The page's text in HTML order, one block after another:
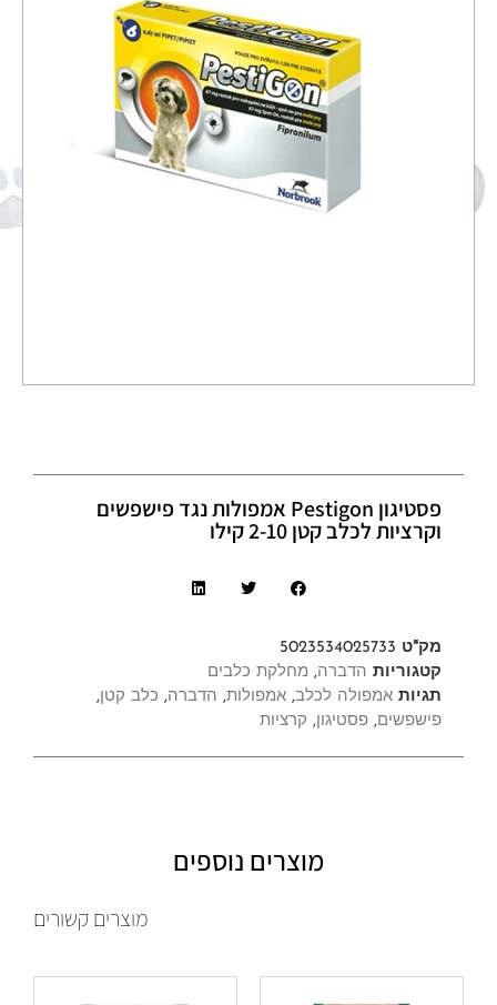
פסטיגון Pestigon אמפולות נגד פישפשים
וקרציות לכלב קטן 2-10 קילו
מק"ט 5023534025733
קטגוריות הדברה, מחלקת כלבים
תגיות אמפולה לכלב, אמפולות, הדברה, כלב קטן ,
פישפשים, פסטיגון , קרציות
מוצרים נוספים
מוצרים קשורים